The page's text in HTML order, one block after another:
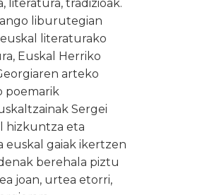
literatura, tradizioak.
liburutegian
literaturako
Euskal Herriko
arteko
poemarik
Sergei
hizkuntza eta
euskal gaiak ikertzen
berehala piztu
joan, urtea etorri,